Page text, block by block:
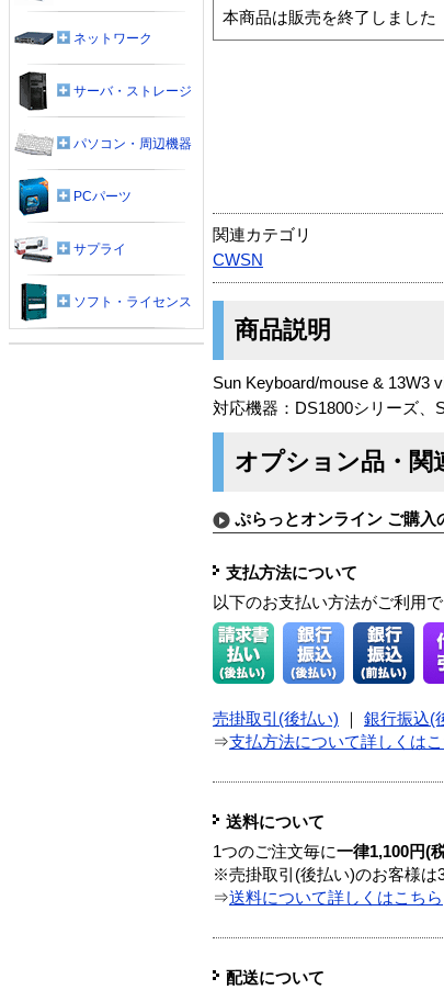
本商品は販売を終了しました
関連カテゴリ
CWSN
商品説明
Sun Keyboard/mouse & 13W3
対応機器：DS1800シリーズ、
オプション品・関
ぷらっとオンライン ご購入
支払方法について
以下のお支払い方法がご利用で
売掛取引(後払い) 銀行振込(
⇒支払方法について詳しくは
送料について
1つのご注文毎に一律1,100円(
※売掛取引(後払い)のお客様は
⇒送料について詳しくはこちら
配送について
ネットワーク
サーバ・ストレージ
パソコン・周辺機器
PCパーツ
サプライ
ソフト・ライセンス